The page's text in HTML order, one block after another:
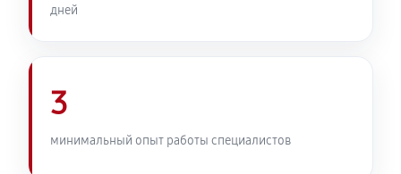
дней
3
минимальный опыт работы специалистов